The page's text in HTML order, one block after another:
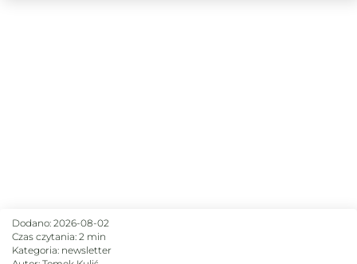
Dodano: 2026-08-02
Czas czytania: 2 min
Kategoria: newsletter